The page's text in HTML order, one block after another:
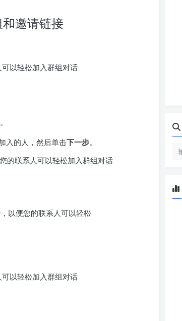
邀请链接
入的人，然后单击下一步。